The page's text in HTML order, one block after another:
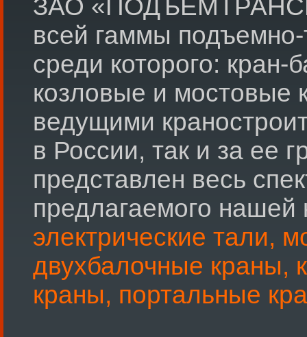
ЗАО
всей гаммы подъемно-
среди которого: кран-
козловые и мостовые
ведущими
в России, так и за ее
представлен весь
предлагаемого
электрические тали,
двухбалочные краны,
краны, портальные